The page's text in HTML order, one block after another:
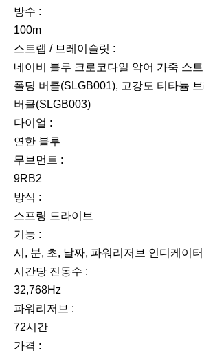
방수 :
100m
스트랩 / 브레이슬릿 :
네이비 블루 크로코다일 악어 가죽 스
폴딩 버클(SLGB001), 고강도 티타늄
버클(SLGB003)
다이얼 :
연한 블루
무브먼트 :
9RB2
방식 :
스프링 드라이브
기능 :
시, 분, 초, 날짜, 파워리저브 인디케이터
시간당 진동수 :
32,768Hz
파워리저브 :
72시간
가격 :